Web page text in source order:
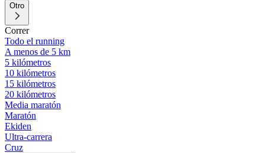
Otro
Correr
Todo el running
A menos de 5 km
5 kilómetros
10 kilómetros
15 kilómetros
20 kilómetros
Media maratón
Maratón
Ekiden
Ultra-carrera
Cruz